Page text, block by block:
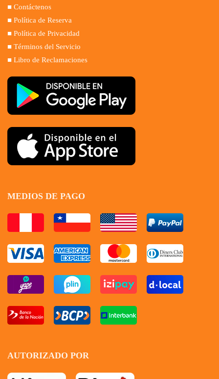
■ Contáctenos
■ Política de Reserva
■ Política de Privacidad
■ Términos del Servicio
■ Libro de Reclamaciones
MEDIOS DE PAGO
AUTORIZADO POR